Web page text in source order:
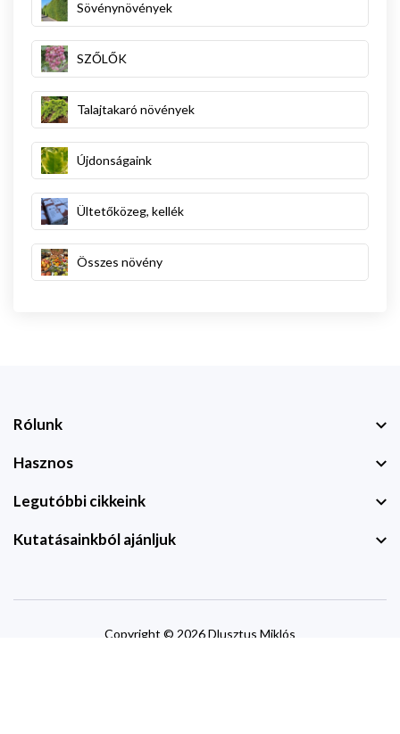
Sövénynövények
SZŐLŐK
Talajtakaró növények
Újdonságaink
Ültetőközeg, kellék
Összes növény
Rólunk
Hasznos
Legutóbbi cikkeink
Kutatásainkból ajánljuk
Copyright © 2026 Dlusztus Miklós